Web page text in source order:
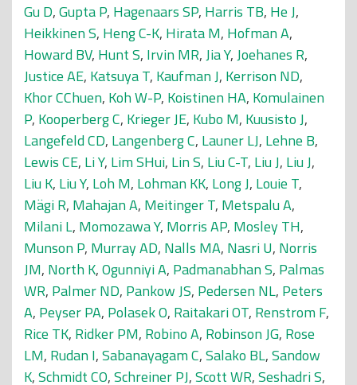
Gu D,Gupta P, Hagenaars SP, Harris TB, He J,
Heikkinen S, Heng C-K, Hirata M, Hofman A,
Howard BV, Hunt S, Irvin MR,Jia Y,Joehanes R,
Justice AE, Katsuya T, Kaufman J, Kerrison ND,
Khor CChuen, Koh W-P, Koistinen HA, Komulainen
P, Kooperberg C, Krieger JE, Kubo M, Kuusisto J,
Langefeld CD, Langenberg C, Launer LJ, Lehne B,
Lewis CE, Li Y, Lim SHui, Lin S, Liu C-T, Liu J, Liu J,
Liu K, Liu Y, Loh M, Lohman KK, Long J, Louie T,
Mägi R, Mahajan A, Meitinger T, Metspalu A,
Milani L, Momozawa Y, Morris AP, Mosley TH,
Munson P, Murray AD, Nalls MA, Nasri U, Norris
JM, North K,Ogunniyi A, Padmanabhan S, Palmas
WR, Palmer ND, Pankow JS, Pedersen NL, Peters
A, Peyser PA, Polasek O, Raitakari OT, Renstrom F,
Rice TK, Ridker PM, Robino A, Robinson JG, Rose
LM, Rudan I,Sabanayagam C,Salako BL,Sandow
K,Schmidt CO,Schreiner PJ,Scott WR,Seshadri S,